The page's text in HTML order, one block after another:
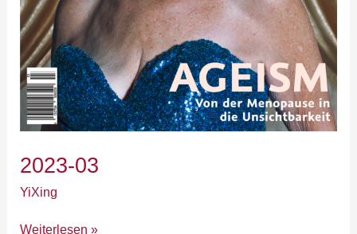
2023-03
YiXing
Weiterlesen »